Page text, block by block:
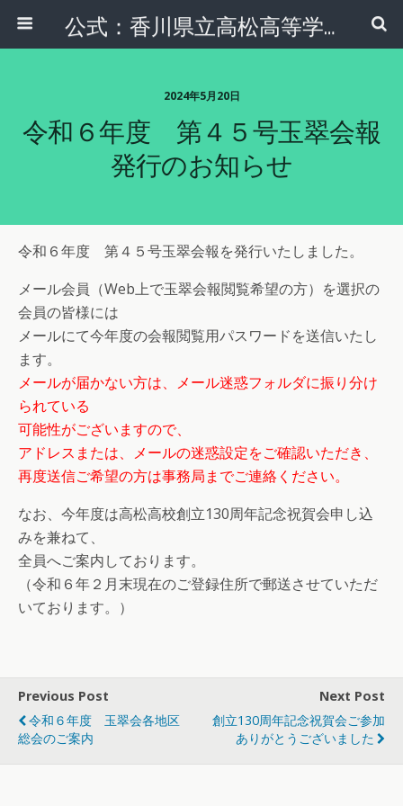
公式：香川県立高松高等学校 同窓会 玉翠会本部
2024年5月20日
令和６年度 第４５号玉翠会報
発行のお知らせ
令和６年度 第４５号玉翠会報を発行いたしました。
メール会員（Web上で玉翠会報閲覧希望の方）を選択の
会員の皆様には
メールにて今年度の会報閲覧用パスワードを送信いたし
ます。
メールが届かない方は、メール迷惑フォルダに振り分け
られている
可能性がございますので、
アドレスまたは、メールの迷惑設定をご確認いただき、
再度送信ご希望の方は事務局までご連絡ください。
なお、今年度は高松高校創立130周年記念祝賀会申し込
みを兼ねて、
全員へご案内しております。
（令和６年２月末現在のご登録住所で郵送させていただ
いております。）
Previous Post
令和６年度 玉翠会各地区
総会のご案内
Next Post
創立130周年記念祝賀会ご参加
ありがとうございました